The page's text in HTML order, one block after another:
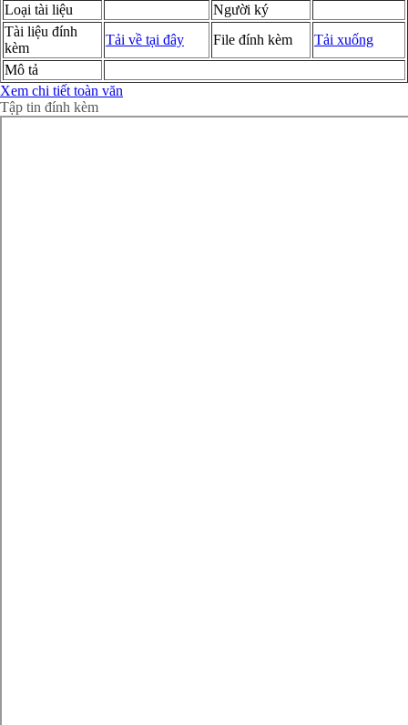
Loại tài liệu
Người ký
Tài liệu đính
kèm
Tải về tại đây File đính kèm
Tải xuống
Mô tả
Xem chi tiết toàn văn
Tập tin đính kèm